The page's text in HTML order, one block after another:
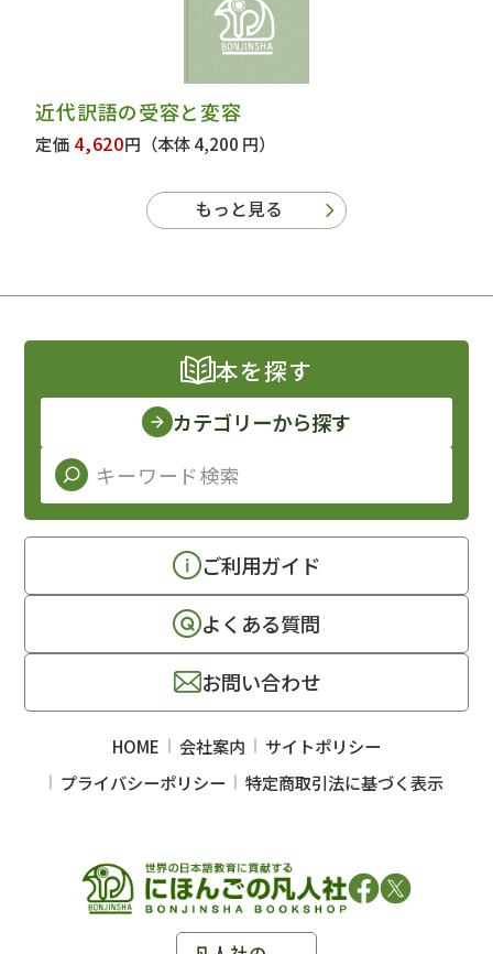
近代訳語の受容と変容
定価 4,620円 （本体 4,200 円）
もっと見る
本を探す
カテゴリーから探す
ご利用ガイド
よくある質問
お問い合わせ
HOME 会社案内
サイトポリシー
プライバシーポリシー
特定商取引法に基づく表示